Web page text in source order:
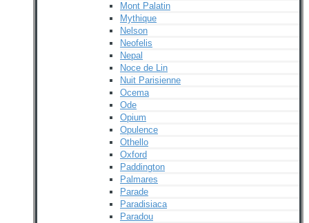
Mont Palatin
Mythique
Nelson
Neofelis
Nepal
Noce de Lin
Nuit Parisienne
Ocema
Ode
Opium
Opulence
Othello
Oxford
Paddington
Palmares
Parade
Paradisiaca
Paradou